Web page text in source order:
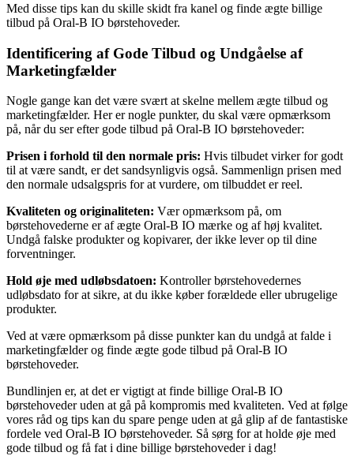
Med disse tips kan du skille skidt fra kanel og finde ægte billige
tilbud på Oral-B IO børstehoveder.
Identificering af Gode Tilbud og Undgåelse af
Marketingfælder
Nogle gange kan det være svært at skelne mellem ægte tilbud og
marketingfælder. Her er nogle punkter, du skal være opmærksom
på, når du ser efter gode tilbud på Oral-B IO børstehoveder:
Prisen i forhold til den normale pris: Hvis tilbudet virker for godt
til at være sandt, er det sandsynligvis også. Sammenlign prisen med
den normale udsalgspris for at vurdere, om tilbuddet er reel.
Kvaliteten og originaliteten: Vær opmærksom på, om
børstehovederne er af ægte Oral-B IO mærke og af høj kvalitet.
Undgå falske produkter og kopivarer, der ikke lever op til dine
forventninger.
Hold øje med udløbsdatoen: Kontroller børstehovedernes
udløbsdato for at sikre, at du ikke køber forældede eller ubrugelige
produkter.
Ved at være opmærksom på disse punkter kan du undgå at falde i
marketingfælder og finde ægte gode tilbud på Oral-B IO
børstehoveder.
Bundlinjen er, at det er vigtigt at finde billige Oral-B IO
børstehoveder uden at gå på kompromis med kvaliteten. Ved at følge
vores råd og tips kan du spare penge uden at gå glip af de fantastiske
fordele ved Oral-B IO børstehoveder. Så sørg for at holde øje med
gode tilbud og få fat i dine billige børstehoveder i dag!